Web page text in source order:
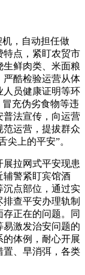
，自动担任做
特点，紧盯农贸市
鲜肉类、米面粮
严酷检验运营从体
人员健康证明等环
充伪劣食物等违
普法宣传，向运营
运营，提拔群众
尖上的平安”。
拉网式平安现患
辅警紧盯宾馆酒
沉点部位，通过实
查平安办理轨制
正在的问题。同
易激发治安问题的
体例，耐心开展
置、早消弭，各类